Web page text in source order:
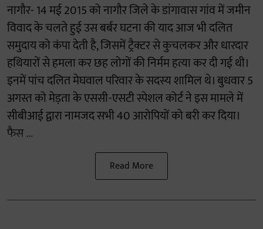
नागौर- 14 मई 2015 को नागौर जिले के डांगावास गांव में जमीन
विवाद के चलते हुई उस बर्बर घटना की याद आज भी दलित
समुदाय को कंपा देती है, जिसमें ट्रैक्टर से कुचलकर और धारदार
हथियारों से हमला कर छह लोगों की निर्मम हत्या कर दी गई थी।
इनमें पांच दलित मेघवाल परिवार के सदस्य शामिल थे। बुधवार 5
अगस्त को मेड़ता के एससी-एसटी स्पेशल कोर्ट ने इस मामले में
सीबीआई द्वारा नामजद सभी 40 आरोपियों को बरी कर दिया।
फैस ...
Read More